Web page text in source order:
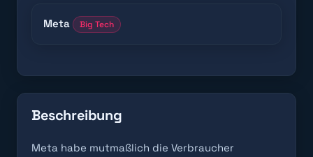
Meta Big Tech
Beschreibung
Meta habe mutmaßlich die Verbraucher